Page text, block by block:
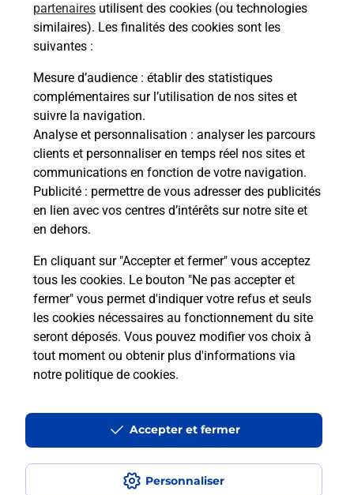
partenaires utilisent des cookies (ou technologies
similaires). Les finalités des cookies sont les
suivantes :
Mesure d’audience : établir des statistiques
complémentaires sur l’utilisation de nos sites et
suivre la navigation.
Analyse et personnalisation : analyser les parcours
clients et personnaliser en temps réel nos sites et
communications en fonction de votre navigation.
Publicité : permettre de vous adresser des publicités
en lien avec vos centres d’intérêts sur notre site et
en dehors.
En cliquant sur "Accepter et fermer" vous acceptez
tous les cookies. Le bouton "Ne pas accepter et
fermer" vous permet d'indiquer votre refus et seuls
les cookies nécessaires au fonctionnement du site
seront déposés. Vous pouvez modifier vos choix à
tout moment ou obtenir plus d'informations via
notre politique de cookies.
Personnaliser
Accepter et fermer
Questions fréquemment posées
Quel réseau utilise La Poste Mobile ?
Est-ce que je peux garder mon
numéro de mobile gratuitement ?
Est-ce que je peux bénéficier de la 5G
avec La Poste Mobile ?
Est-ce que je peux utiliser mon forfait
à l’étranger avec La Poste Mobile ?
Est-ce que je peux payer mon iPhone
en plusieurs fois avec La Poste Mobile